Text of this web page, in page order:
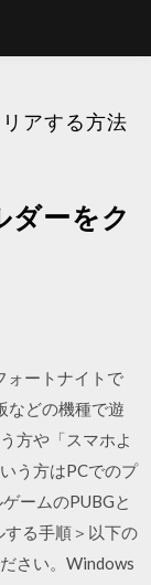
アする方法
ダーをク
ォートナイトで
などの機種で遊
方や「スマホよ
う方はPCでのプ
ームのPUBGと
する手順＞以下の
さい。Windows